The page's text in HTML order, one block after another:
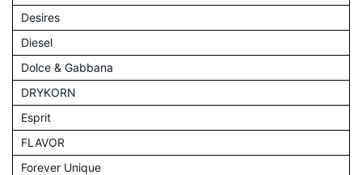
Desires
Diesel
Dolce & Gabbana
DRYKORN
Esprit
FLAVOR
Forever Unique